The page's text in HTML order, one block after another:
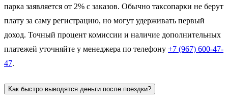
парка заявляется от 2% с заказов. Обычно таксопарки не берут
плату за саму регистрацию, но могут удерживать первый
доход. Точный процент комиссии и наличие дополнительных
платежей уточняйте у менеджера по телефону +7 (967) 600-47-
47.
Как быстро выводятся деньги после поездки?